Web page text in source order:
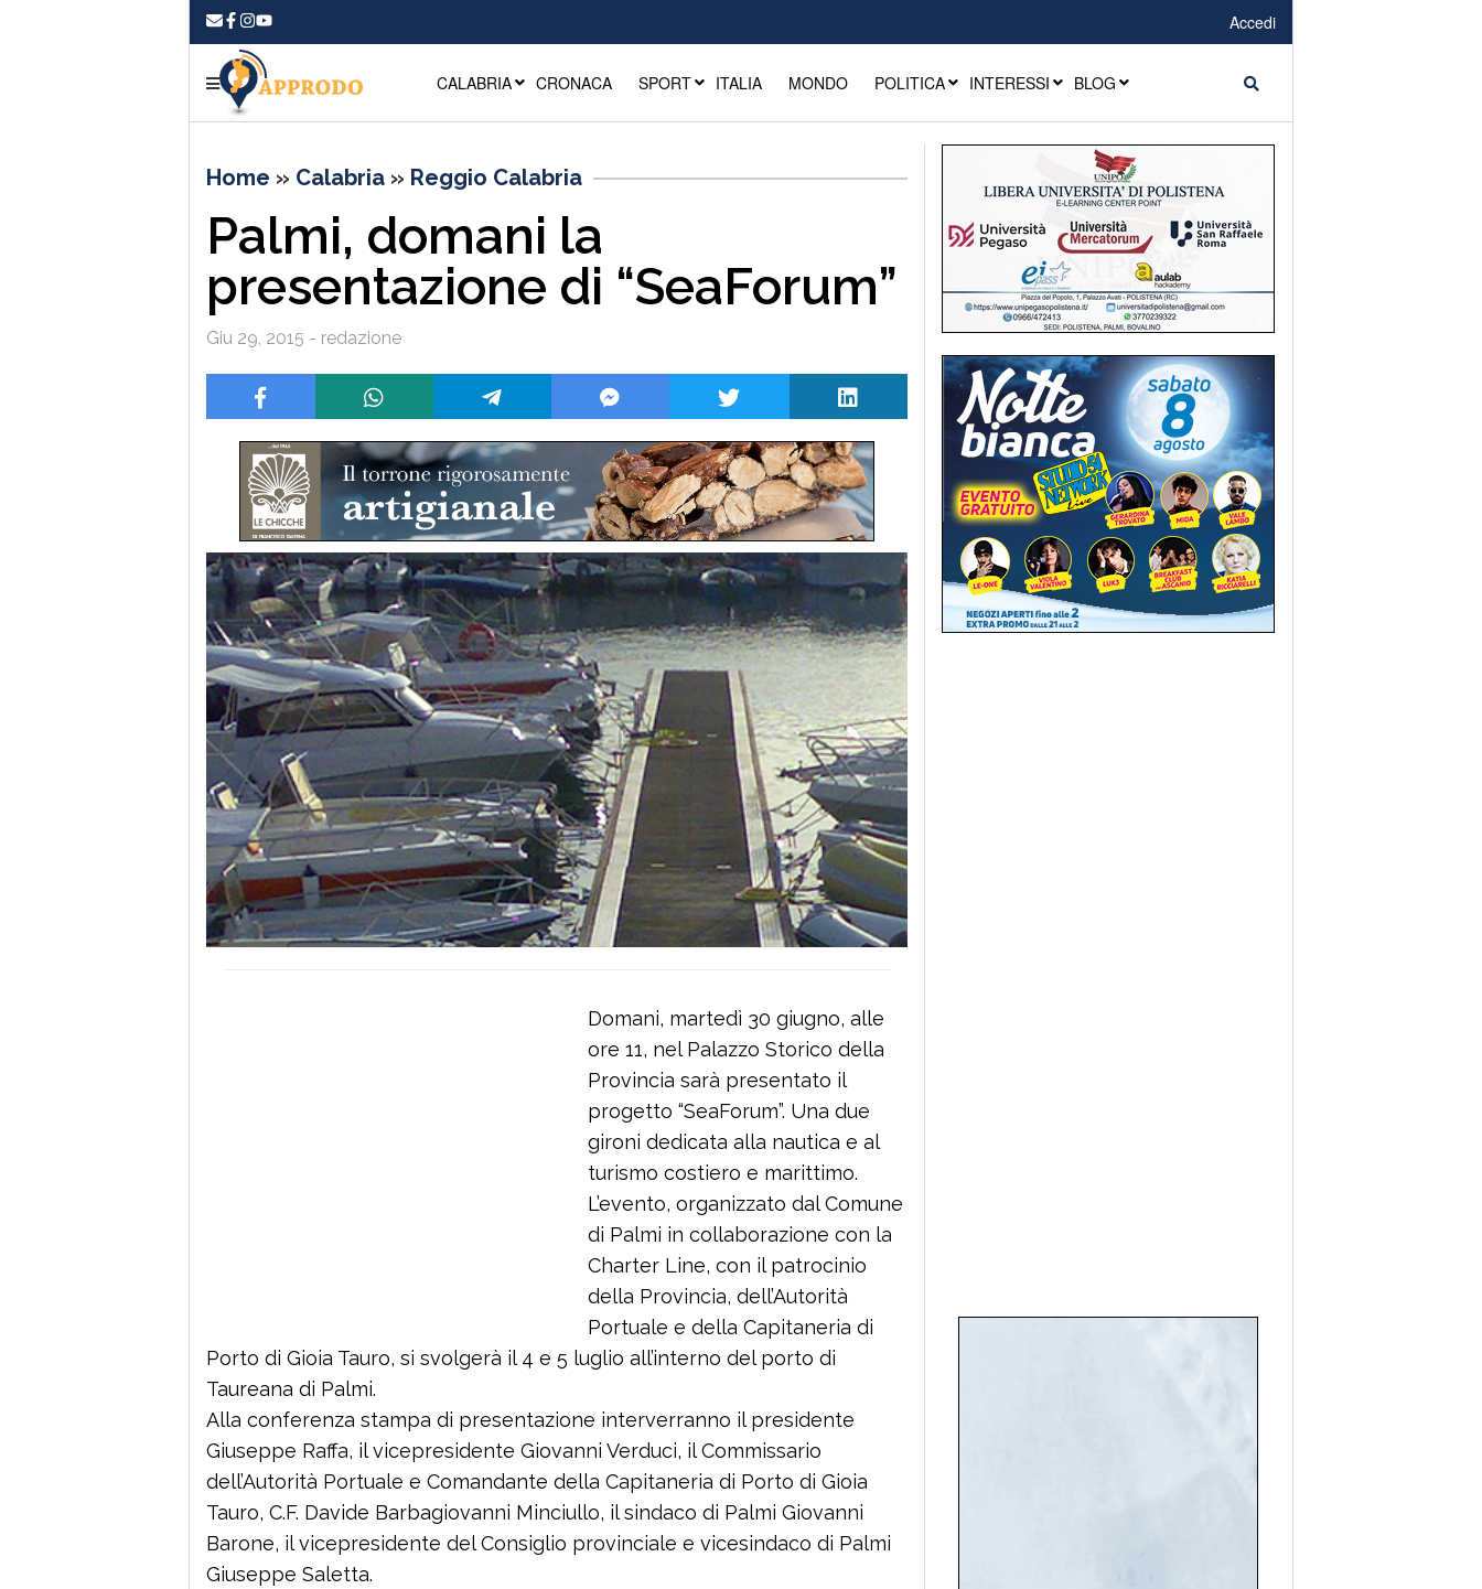
Accedi
CALABRIA CRONACA SPORT ITALIA MONDO POLITICA INTERESSI BLOG
Home » Calabria » Reggio Calabria
Palmi, domani la
presentazione di “SeaForum”
Giu 29, 2015 - redazione
Domani, martedì 30 giugno, alle
ore 11, nel Palazzo Storico della
Provincia sarà presentato il
progetto “SeaForum”. Una due
gironi dedicata alla nautica e al
turismo costiero e marittimo.
L’evento, organizzato dal Comune
di Palmi in collaborazione con la
Charter Line, con il patrocinio
della Provincia, dell’Autorità
Portuale e della Capitaneria di
Porto di Gioia Tauro, si svolgerà il 4 e 5 luglio all’interno del porto di
Taureana di Palmi.
Alla conferenza stampa di presentazione interverranno il presidente
Giuseppe Raffa, il vicepresidente Giovanni Verduci, il Commissario
dell’Autorità Portuale e Comandante della Capitaneria di Porto di Gioia
Tauro, C.F. Davide Barbagiovanni Minciullo, il sindaco di Palmi Giovanni
Barone, il vicepresidente del Consiglio provinciale e vicesindaco di Palmi
Giuseppe Saletta.